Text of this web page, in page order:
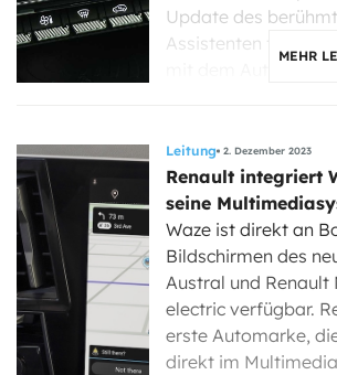
Update des
Assistenten für die
MEHR
Leitung 2. Dezember 2023
Renault integriert
seine
Waze ist direkt an
Bildschirmen des
Austral und Renault
electric verfügbar.
erste Automarke,
direkt im